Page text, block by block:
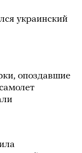
украинский
опоздавшие